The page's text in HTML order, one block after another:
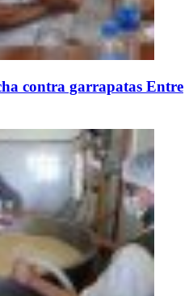
contra garrapatas Entre